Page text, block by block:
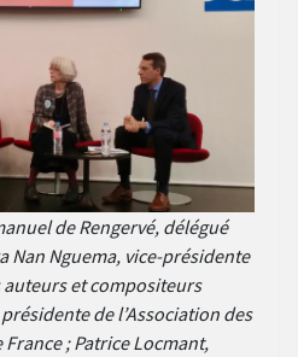
de Rengervé, délégué
Nan Nguema, vice-présidente
et compositeurs
de l’Association des
; Patrice Locmant,